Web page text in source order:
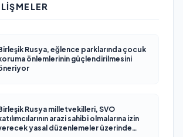
Rusya, eğlence parklarında çocuk
önlemlerinin güçlendirilmesini
Rusya milletvekilleri, SVO
arazi sahibi olmalarına izin
yasal düzenlemeler üzerinde